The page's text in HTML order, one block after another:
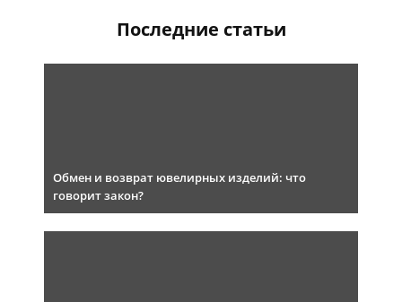
Последние статьи
Обмен и возврат ювелирных изделий: что
говорит закон?